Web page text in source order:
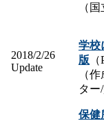
（
2018/2/26
Update
学校
版
（
タ
保健